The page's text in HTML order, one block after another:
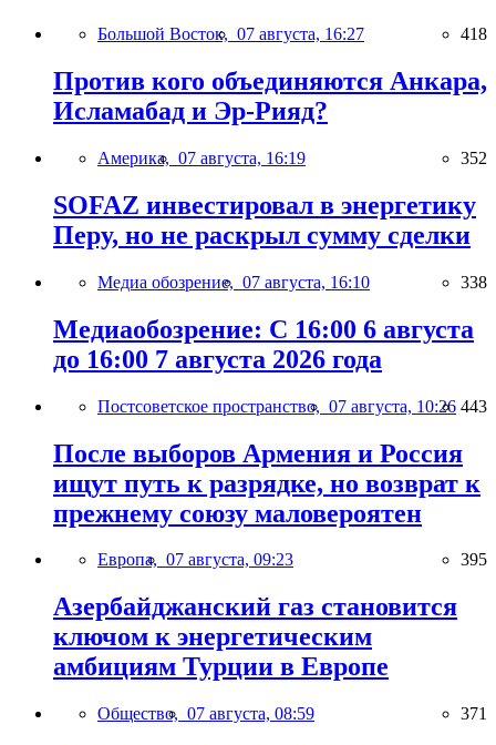
Большой Восток, 07 августа, 16:27 418
Против кого объединяются Анкара,
Исламабад и Эр-Рияд?
Америка, 07 августа, 16:19 352
SOFAZ инвестировал в энергетику
Перу, но не раскрыл сумму сделки
Медиа обозрение, 07 августа, 16:10 338
Медиаобозрение: С 16:00 6 августа
до 16:00 7 августа 2026 года
Постсоветское пространство, 07 августа, 10:26 443
После выборов Армения и Россия
ищут путь к разрядке, но возврат к
прежнему союзу маловероятен
Европа, 07 августа, 09:23 395
Азербайджанский газ становится
ключом к энергетическим
амбициям Турции в Европе
Общество, 07 августа, 08:59 371